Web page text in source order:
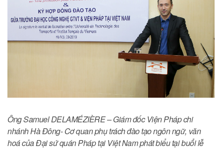
Ông Samuel DELAMÉZIÈRE – Giám đốc Viện Pháp chi
nhánh Hà Đông- Cơ quan phụ trách đào tạo ngôn ngữ, văn
hoá của Đại sứ quán Pháp tại Việt Nam phát biểu tại buổi lễ